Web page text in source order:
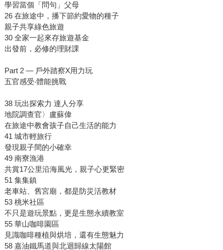
學習當個「問句」父母
26 在旅途中，播下節約愛物的種子
親子共享綠色旅遊
30 全家一起來存旅遊基金
出發前，必修的理財課
Part 2 — 戶外踏察X用力玩
五官感受‧體能挑戰
38 玩出探索力 達人分享
地院調查官〉盧蘇偉
在旅途中教會孩子自己生活的能力
41 城市輕旅行
發現親子間的小確幸
49 南寮漁港
共賞17公里沿海風光，親子心更緊密
51 集集鎮
老車站、舊宮廟，都是防災活教材
53 桃米社區
不只是遊玩景點，更是生態永續教室
55 華山咖啡園區
見識咖啡種植與烘培，還有生態魅力
58 嘉油鐵馬道與北迴歸線太陽館